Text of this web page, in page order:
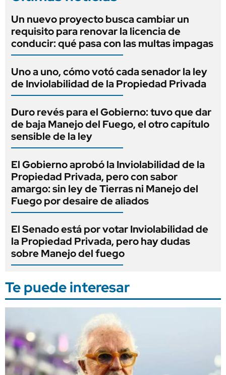
Un nuevo proyecto busca cambiar un
requisito para renovar la licencia de
conducir: qué pasa con las multas impagas
Uno a uno, cómo votó cada senador la ley
de Inviolabilidad de la Propiedad Privada
Duro revés para el Gobierno: tuvo que dar
de baja Manejo del Fuego, el otro capítulo
sensible de la ley
El Gobierno aprobó la Inviolabilidad de la
Propiedad Privada, pero con sabor
amargo: sin ley de Tierras ni Manejo del
Fuego por desaire de aliados
El Senado está por votar Inviolabilidad de
la Propiedad Privada, pero hay dudas
sobre Manejo del fuego
Te puede interesar